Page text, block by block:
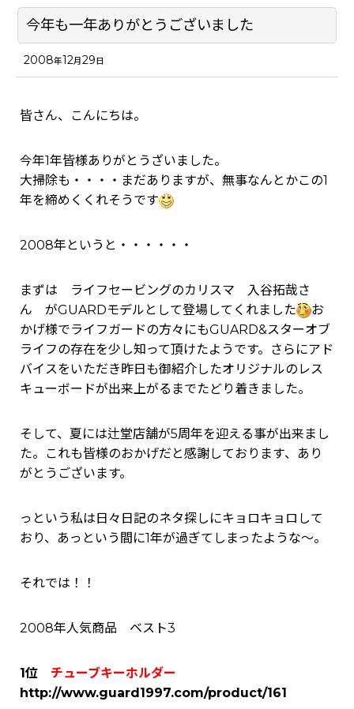
今年も一年ありがとうございました
2008年12月29日
皆さん、こんにちは。
今年1年皆様ありがとうざいました。
大掃除も・・・・まだありますが、無事なんとかこの1
年を締めくくれそうです
2008年というと・・・・・・
まずは ライフセービングのカリスマ 入谷拓哉さ
ん がGUARDモデルとして登場してくれました
お
かげ様でライフガードの方々にもGUARD&スターオブ
ライフの存在を少し知って頂けたようです。さらにアド
バイスをいただき昨日も御紹介したオリジナルのレス
キューボードが出来上がるまでたどり着きました。
そして、夏には辻堂店舗が5周年を迎える事が出来まし
た。これも皆様のおかげだと感謝しております、あり
がとうございます。
っという私は日々日記のネタ探しにキョロキョロして
おり、あっという間に1年が過ぎてしまったような～。
それでは！！
2008年人気商品 ベスト3
1位 チューブキーホルダー
http://www.guard1997.com/product/161